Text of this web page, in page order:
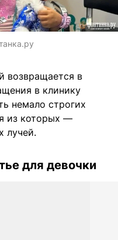
возвращается в
в клинику
немало строгих
из которых —
лучей.
для девочки